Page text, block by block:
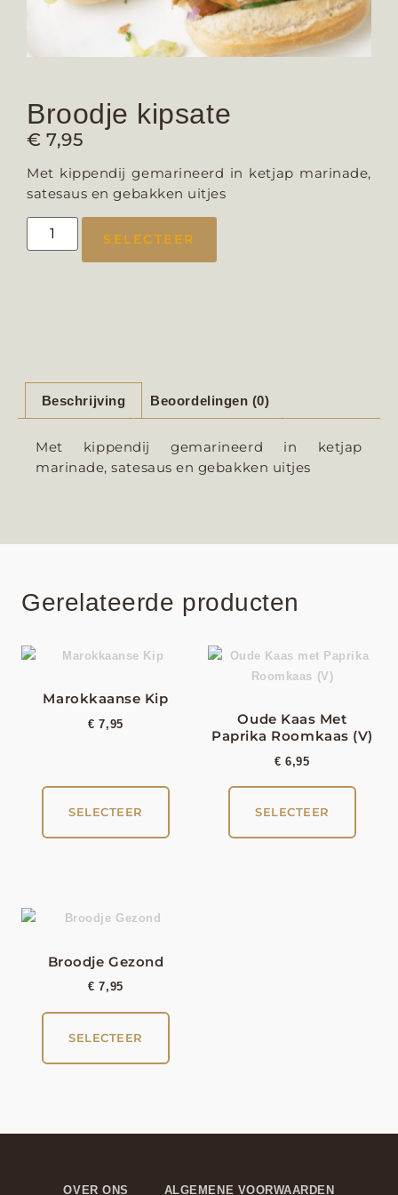
Broodje kipsate
€ 7,95
Met kippendij gemarineerd in ketjap marinade,
satesaus en gebakken uitjes
SELECTEER
Beschrijving Beoordelingen (0)
Met kippendij gemarineerd in ketjap
marinade, satesaus en gebakken uitjes
Gerelateerde producten
Marokkaanse Kip
€ 7,95
SELECTEER
Oude Kaas Met
Paprika Roomkaas (V)
€ 6,95
SELECTEER
Broodje Gezond
€ 7,95
SELECTEER
OVER ONS ALGEMENE VOORWAARDEN